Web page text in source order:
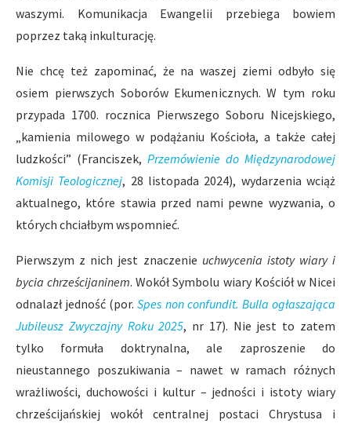
waszymi. Komunikacja Ewangelii przebiega bowiem
poprzez taką inkulturację.
Nie chcę też zapominać, że na waszej ziemi odbyło się
osiem pierwszych Soborów Ekumenicznych. W tym roku
przypada 1700. rocznica Pierwszego Soboru Nicejskiego,
„kamienia milowego w podążaniu Kościoła, a także całej
ludzkości” (Franciszek, Przemówienie do Międzynarodowej
Komisji Teologicznej, 28 listopada 2024), wydarzenia wciąż
aktualnego, które stawia przed nami pewne wyzwania, o
których chciałbym wspomnieć.
Pierwszym z nich jest znaczenie uchwycenia istoty wiary i
bycia chrześcijaninem. Wokół Symbolu wiary Kościół w Nicei
odnalazł jedność (por.Spes non confundit. Bulla ogłaszająca
Jubileusz Zwyczajny Roku 2025, nr 17). Nie jest to zatem
tylko formuła doktrynalna, ale zaproszenie do
nieustannego poszukiwania – nawet w ramach różnych
wrażliwości, duchowości i kultur – jedności i istoty wiary
chrześcijańskiej wokół centralnej postaci Chrystusa i